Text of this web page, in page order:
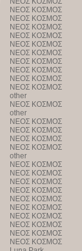
NEOΣ KOΣMOΣ
NEOΣ KOΣMOΣ
NEOΣ KOΣMOΣ
NEOΣ KOΣMOΣ
NEOΣ KOΣMOΣ
NEOΣ KOΣMOΣ
NEOΣ KOΣMOΣ
NEOΣ KOΣMOΣ
NEOΣ KOΣMOΣ
NEOΣ KOΣMOΣ
other
NEOΣ KOΣMOΣ
other
NEOΣ KOΣMOΣ
NEOΣ KOΣMOΣ
NEOΣ KOΣMOΣ
NEOΣ KOΣMOΣ
other
NEOΣ KOΣMOΣ
NEOΣ KOΣMOΣ
NEOΣ KOΣMOΣ
NEOΣ KOΣMOΣ
NEOΣ KOΣMOΣ
NEOΣ KOΣMOΣ
NEOΣ KOΣMOΣ
NEOΣ KOΣMOΣ
NEOΣ KOΣMOΣ
NEOΣ KOΣMOΣ